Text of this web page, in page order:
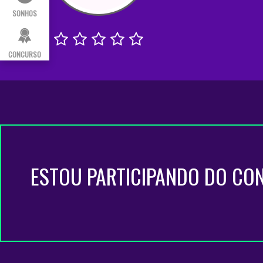
SONHOS
CONCURSO
ESTOU PARTICIPANDO DO